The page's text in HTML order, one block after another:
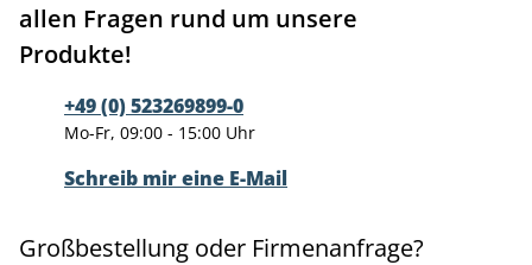
allen Fragen rund um unsere
Produkte!
+49 (0) 523269899-0
Mo-Fr, 09:00 - 15:00 Uhr
Schreib mir eine E-Mail
Großbestellung oder Firmenanfrage?